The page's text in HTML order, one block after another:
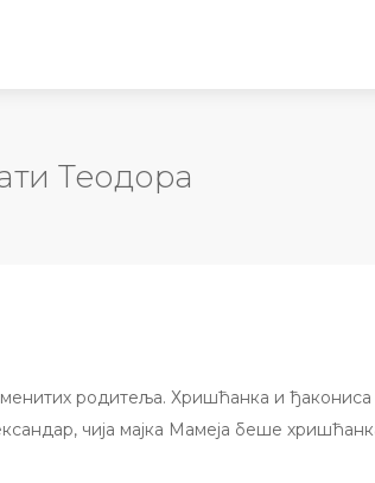
Теодора
родитеља. Хришћанка и
чија мајка Мамеја беше